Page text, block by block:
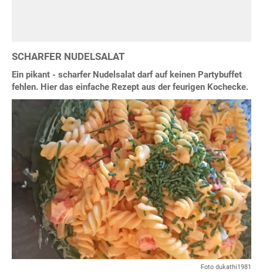
SCHARFER NUDELSALAT
Ein pikant - scharfer Nudelsalat darf auf keinen Partybuffet
fehlen. Hier das einfache Rezept aus der feurigen Kochecke.
Foto dukathi1981